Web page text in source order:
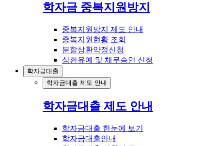
학자금 중복지원방지
중복지원방지 제도 안내
중복지원현황 조회
분할상환약정신청
상환유예 및 채무승인 신청
학자금대출
학자금대출 제도 안내
학자금대출 제도 안내
학자금대출 한눈에 보기
학자금대출안내